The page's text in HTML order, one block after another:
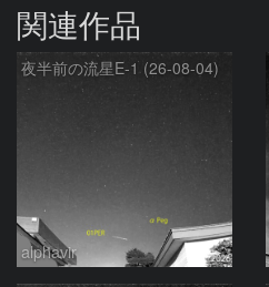
関連作品
夜半前の流星E-1 (26-08-04)
alphavir